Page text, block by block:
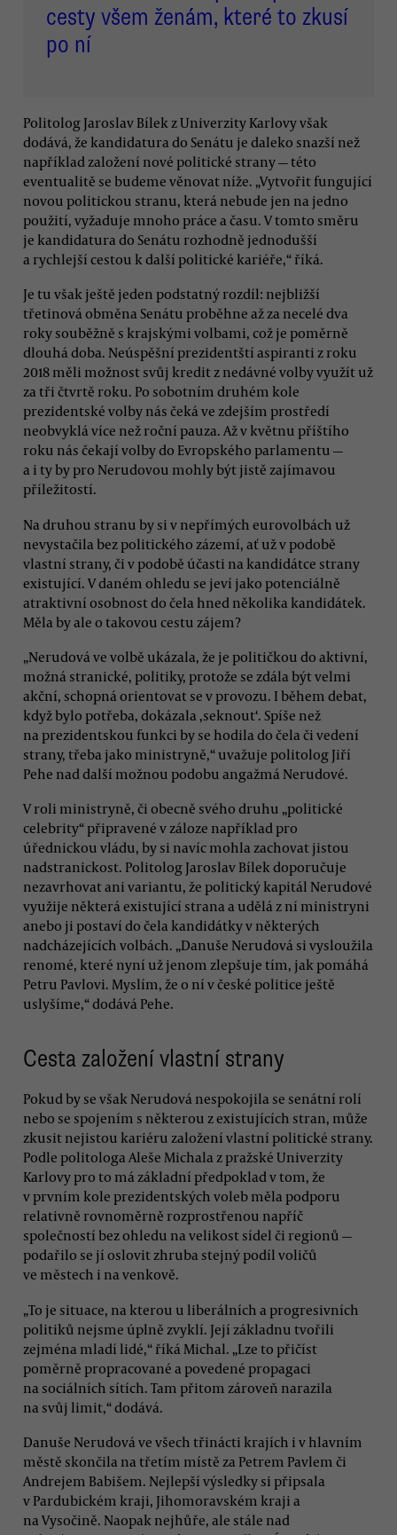
cesty všem ženám, které to zkusí
po ní
Politolog Jaroslav Bílek z Univerzity Karlovy však
dodává, že kandidatura do Senátu je daleko snazší než
například založení nové politické strany — této
eventualitě se budeme věnovat níže. „Vytvořit fungující
novou politickou stranu, která nebude jen na jedno
použití, vyžaduje mnoho práce a času. V tomto směru
je kandidatura do Senátu rozhodně jednodušší
a rychlejší cestou k další politické kariéře,“ říká.
Je tu však ještě jeden podstatný rozdíl: nejbližší
třetinová obměna Senátu proběhne až za necelé dva
roky souběžně s krajskými volbami, což je poměrně
dlouhá doba. Neúspěšní prezidentští aspiranti z roku
2018 měli možnost svůj kredit z nedávné volby využít už
za tři čtvrtě roku. Po sobotním druhém kole
prezidentské volby nás čeká ve zdejším prostředí
neobvyklá více než roční pauza. Až v květnu příštího
roku nás čekají volby do Evropského parlamentu —
a i ty by pro Nerudovou mohly být jistě zajímavou
příležitostí.
Na druhou stranu by si v nepřímých eurovolbách už
nevystačila bez politického zázemí, ať už v podobě
vlastní strany, či v podobě účasti na kandidátce strany
existující. V daném ohledu se jeví jako potenciálně
atraktivní osobnost do čela hned několika kandidátek.
Měla by ale o takovou cestu zájem?
„Nerudová ve volbě ukázala, že je političkou do aktivní,
možná stranické, politiky, protože se zdála být velmi
akční, schopná orientovat se v provozu. I během debat,
když bylo potřeba, dokázala ‚seknout‘. Spíše než
na prezidentskou funkci by se hodila do čela či vedení
strany, třeba jako ministryně,“ uvažuje politolog Jiří
Pehe nad další možnou podobu angažmá Nerudové.
V roli ministryně, či obecně svého druhu „politické
celebrity“ připravené v záloze například pro
úřednickou vládu, by si navíc mohla zachovat jistou
nadstranickost. Politolog Jaroslav Bílek doporučuje
nezavrhovat ani variantu, že politický kapitál Nerudové
využije některá existující strana a udělá z ní ministryni
anebo ji postaví do čela kandidátky v některých
nadcházejících volbách. „Danuše Nerudová si vysloužila
renomé, které nyní už jenom zlepšuje tím, jak pomáhá
Petru Pavlovi. Myslím, že o ní v české politice ještě
uslyšíme,“ dodává Pehe.
Cesta založení vlastní strany
Pokud by se však Nerudová nespokojila se senátní rolí
nebo se spojením s některou z existujících stran, může
zkusit nejistou kariéru založení vlastní politické strany.
Podle politologa Aleše Michala z pražské Univerzity
Karlovy pro to má základní předpoklad v tom, že
v prvním kole prezidentských voleb měla podporu
relativně rovnoměrně rozprostřenou napříč
společností bez ohledu na velikost sídel či regionů —
podařilo se jí oslovit zhruba stejný podíl voličů
ve městech i na venkově.
„To je situace, na kterou u liberálních a progresivních
politiků nejsme úplně zvyklí. Její základnu tvořili
zejména mladí lidé,“ říká Michal. „Lze to přičíst
poměrně propracované a povedené propagaci
na sociálních sítích. Tam přitom zároveň narazila
na svůj limit,“ dodává.
Danuše Nerudová ve všech třinácti krajích i v hlavním
městě skončila na třetím místě za Petrem Pavlem či
Andrejem Babišem. Nejlepší výsledky si připsala
v Pardubickém kraji, Jihomoravském kraji a
na Vysočině. Naopak nejhůře, ale stále nad